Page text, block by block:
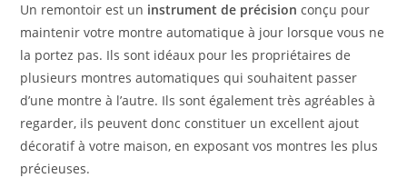
Un remontoir est un instrument de précision conçu pour
maintenir votre montre automatique à jour lorsque vous ne
la portez pas. Ils sont idéaux pour les propriétaires de
plusieurs montres automatiques qui souhaitent passer
d’une montre à l’autre. Ils sont également très agréables à
regarder, ils peuvent donc constituer un excellent ajout
décoratif à votre maison, en exposant vos montres les plus
précieuses.